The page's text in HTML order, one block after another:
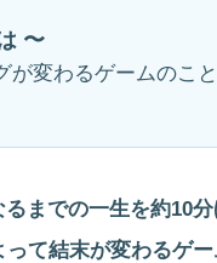
〜
変わるゲームのこ
までの一生を約10
て結末が変わるゲー